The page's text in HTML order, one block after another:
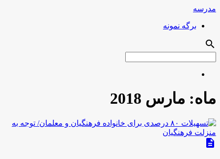
مدرسه
برگه نمونه
search
ماه: مارس 2018
description